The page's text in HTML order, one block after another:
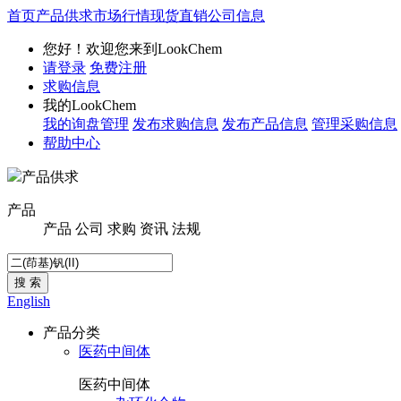
首页产品供求市场行情现货直销公司信息
您好！欢迎您来到LookChem
请登录 免费注册
求购信息
我的LookChem
我的询盘管理 发布求购信息 发布产品信息 管理采购信息
帮助中心
产品供求
产品
产品 公司 求购 资讯 法规
搜 索
English
产品分类
医药中间体
医药中间体